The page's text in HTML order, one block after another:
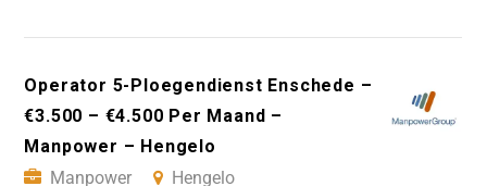
Operator 5-Ploegendienst Enschede –
€3.500 – €4.500 Per Maand –
Manpower – Hengelo
Manpower
Hengelo